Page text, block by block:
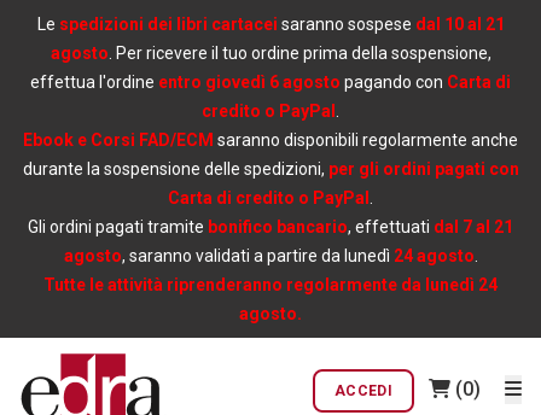
Le spedizioni dei libri cartacei saranno sospese dal 10 al 21
agosto . Per ricevere il tuo ordine prima della sospensione,
effettua l'ordine entro giovedì 6 agosto pagando con Carta di
credito o PayPal
Ebook e Corsi FAD/ECM saranno disponibili regolarmente anche
durante la sospensione delle spedizioni, per gli ordini pagati con
Carta di credito o PayPal
Gli ordini pagati tramite bonifico bancario, effettuati dal 7 al 21
agosto, saranno validati a partire da lunedì 24 agosto
Tutte le attività riprenderanno regolarmente da lunedì 24
agosto.
ACCEDI (0)